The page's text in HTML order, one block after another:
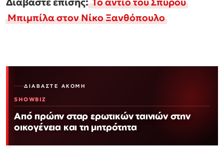
Μπιμπίλα στον Νίκο Ξανθόπουλο
ΔΙΑΒΆΣΤΕ ΑΚΌΜΗ
SHOWBIZ
Από πρώην σταρ ερωτικών ταινιών στην
οικογένεια και τη μητρότητα